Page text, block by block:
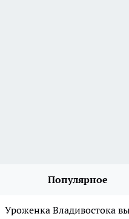
Популярное
Уроженка Владивостока